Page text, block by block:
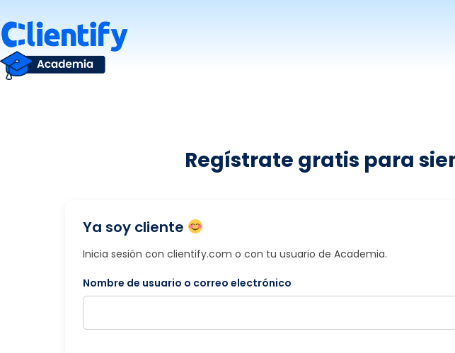
al
contenido
Regístrate gratis para
Ya soy cliente
Inicia sesión con clientify.com o con tu usuario de Academia.
Nombre de usuario o correo electrónico